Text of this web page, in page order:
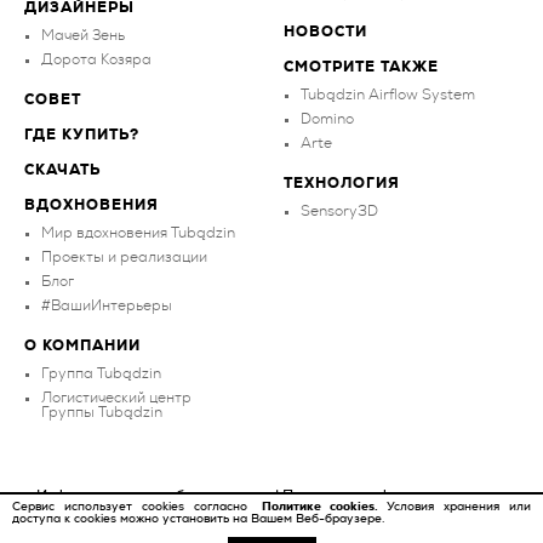
Сервис использует cookies согласно Политике cookies. Условия хранения или
доступа к cookies можно установить на Вашем Веб-браузере.
ДИЗАЙНЕРЫ
Мачей Зень
Дорота Козяра
СОВЕТ
ГДЕ КУПИТЬ?
СКАЧАТЬ
ВДОХНОВЕНИЯ
Мир вдохновения Tubądzin
Проекты и реализации
Блог
#ВашиИнтерьеры
О КОМПАНИИ
Группа Tubądzin
Логистический центр
Группы Tubądzin
НОВОСТИ
СМОТРИТЕ ТАКЖЕ
Tubądzin Airflow System
Domino
Arte
ТЕХНОЛОГИЯ
Sensory3D
Информационное обязательство|Политика конфиденциальности
Copyright ©2026Tubądzin